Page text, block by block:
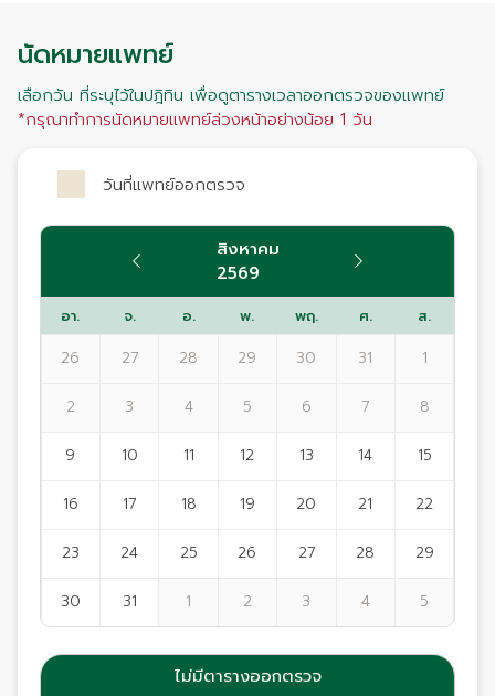
นัดหมายแพทย์
เลือกวัน ที่ระบุไว้ในปฎิทิน เพื่อดูตารางเวลาออกตรวจของแพทย์
*กรุณาทำการนัดหมายแพทย์ล่วงหน้าอย่างน้อย 1 วัน
วันที่แพทย์ออกตรวจ
สิงหาคม
2569
อา. จ. อ. พ. พฤ. ศ. ส.
26 27 28 29 30 31 1
2 3 4 5 6 7 8
9 10 11 12 13 14 15
16 17 18 19 20 21 22
23 24 25 26 27 28 29
30 31 1 2 3 4 5
ไม่มีตารางออกตรวจ